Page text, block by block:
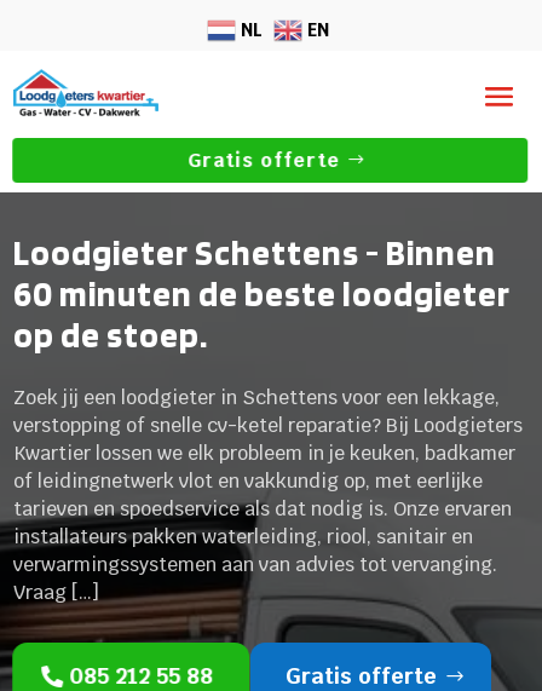
NL EN
Gratis offerte
Loodgieter Schettens - Binnen
60 minuten de beste loodgieter
op de stoep.
Zoek jij een loodgieter in Schettens voor een lekkage,
verstopping of snelle cv-ketel reparatie? Bij Loodgieters
Kwartier lossen we elk probleem in je keuken, badkamer
of leidingnetwerk vlot en vakkundig op, met eerlijke
tarieven en spoedservice als dat nodig is. Onze ervaren
installateurs pakken waterleiding, riool, sanitair en
verwarmingssystemen aan van advies tot vervanging.
Vraag […]
085 212 55 88 Gratis offerte